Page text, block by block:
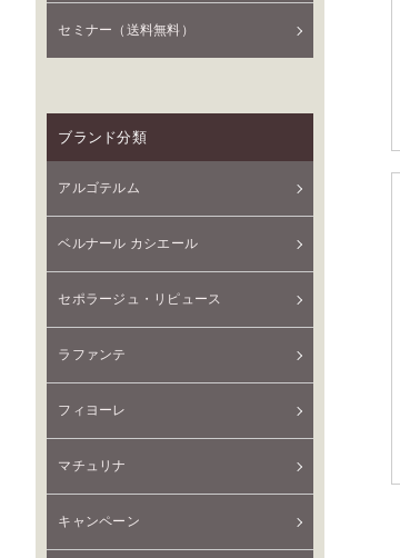
セミナー（送料無料）
ブランド分類
アルゴテルム
ベルナール カシエール
セポラージュ・リピュース
ラファンテ
フィヨーレ
マチュリナ
キャンペーン